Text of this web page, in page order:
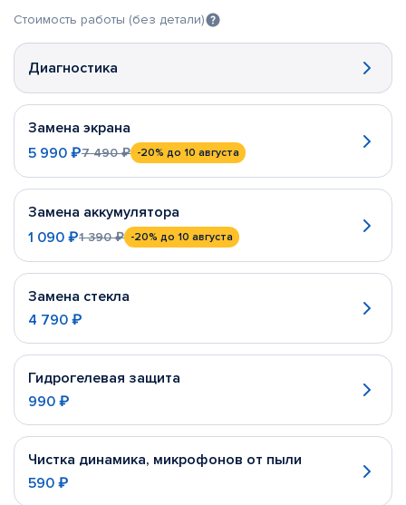
Стоимость работы (без детали)
Диагностика
Замена экрана
5 990 ₽7 490 ₽ -20% до 10 августа
Замена аккумулятора
1 090 ₽1 390 ₽ -20% до 10 августа
Замена стекла
4 790 ₽
Гидрогелевая защита
990 ₽
Чистка динамика, микрофонов от пыли
590 ₽